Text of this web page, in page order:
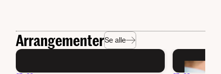
ArrangementerSe alle